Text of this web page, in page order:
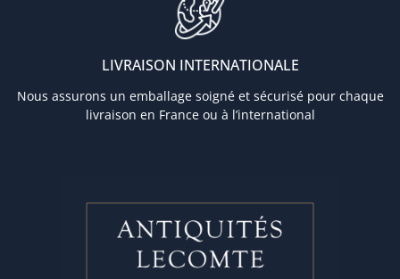
LIVRAISON INTERNATIONALE
Nous assurons un emballage soigné et sécurisé pour chaque
livraison en France ou à l’international